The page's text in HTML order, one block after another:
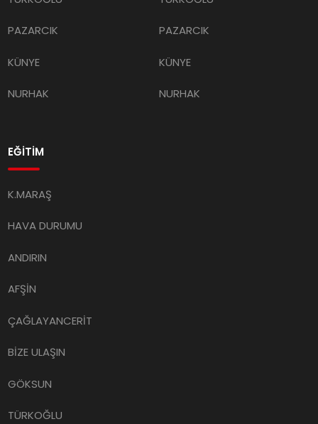
PAZARCIK
KÜNYE
NURHAK
PAZARCIK
KÜNYE
NURHAK
EĞİTİM
K.MARAŞ
HAVA DURUMU
ANDIRIN
AFŞİN
ÇAĞLAYANCERİT
BİZE ULAŞIN
GÖKSUN
TÜRKOĞLU